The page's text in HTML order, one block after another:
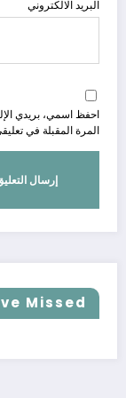
البريد الالكتروني
احفظ اسمي، بريدي
المرة المقبلة في
Missed